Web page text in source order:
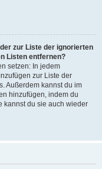
zur Liste der ignorierten
Listen entfernen?
setzen: In jedem
zur Liste der
Außerdem kannst du im
hinzufügen, indem du
kannst du sie auch wieder